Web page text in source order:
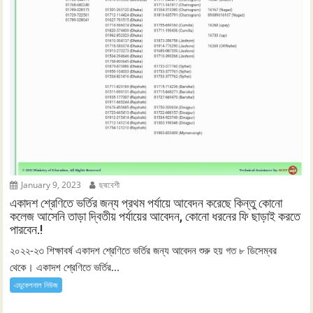
January 9, 2023 ছদ্মবেশী
একাদশ শ্রেণিতে ভর্তির জন্য প্রথম পর্যায়ে আবেদন করেছে কিন্তু কোনো
কলেজ আসেনি তাড়া দ্বিতীয় পর্যায়ের আবেদন, কোনো ধরনের ফি ছাড়াই করতে
পারবেন.!
২০২২-২৩ শিক্ষাবর্ষ একাদশ শ্রেণিতে ভর্তির জন্য আবেদন শুরু হয় গত ৮ ডিসেম্বর
থেকে। একাদশ শ্রেণিতে ভর্তির...
এডুকেশনাল নিউজ